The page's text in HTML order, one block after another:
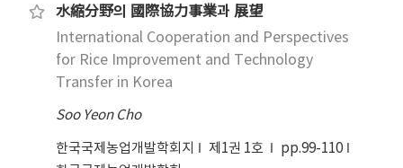
水縮分野의 國際協力事業과 展望
International Cooperation and Perspectives
for Rice Improvement and Technology
Transfer in Korea
Soo Yeon Cho
한국국제농업개발학회지 제1권 1호
pp.99-110